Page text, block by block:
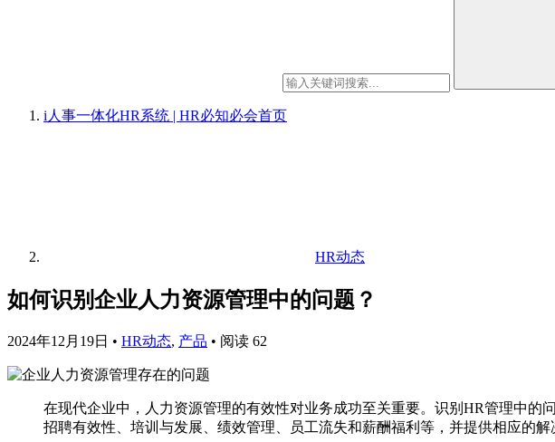
i人事一体化HR系统 | HR必知必会首页
HR动态
如何识别企业人力资源管理中的问题？
2024年12月19日 • HR动态, 产品 • 阅读 62
在现代企业中，人力资源管理的有效性对业务成功至关重要。识别HR管理中的
招聘有效性、培训与发展、绩效管理、员工流失和薪酬福利等，并提供相应的解